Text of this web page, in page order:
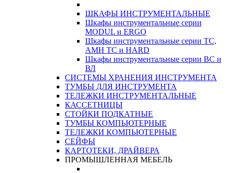
ШКАФЫ ИНСТРУМЕНТАЛЬНЫЕ
Шкафы инструментальные серии
MODUL и ERGO
Шкафы инструментальные серии ТС,
АМН ТС и HARD
Шкафы инструментальные серии ВС и
ВЛ
СИСТЕМЫ ХРАНЕНИЯ ИНСТРУМЕНТА
ТУМБЫ ДЛЯ ИНСТРУМЕНТА
ТЕЛЕЖКИ ИНСТРУМЕНТАЛЬНЫЕ
КАССЕТНИЦЫ
СТОЙКИ ПОДКАТНЫЕ
ТУМБЫ КОМПЬЮТЕРНЫЕ
ТЕЛЕЖКИ КОМПЬЮТЕРНЫЕ
СЕЙФЫ
КАРТОТЕКИ, ДРАЙВЕРА
ПРОМЫШЛЕННАЯ МЕБЕЛЬ